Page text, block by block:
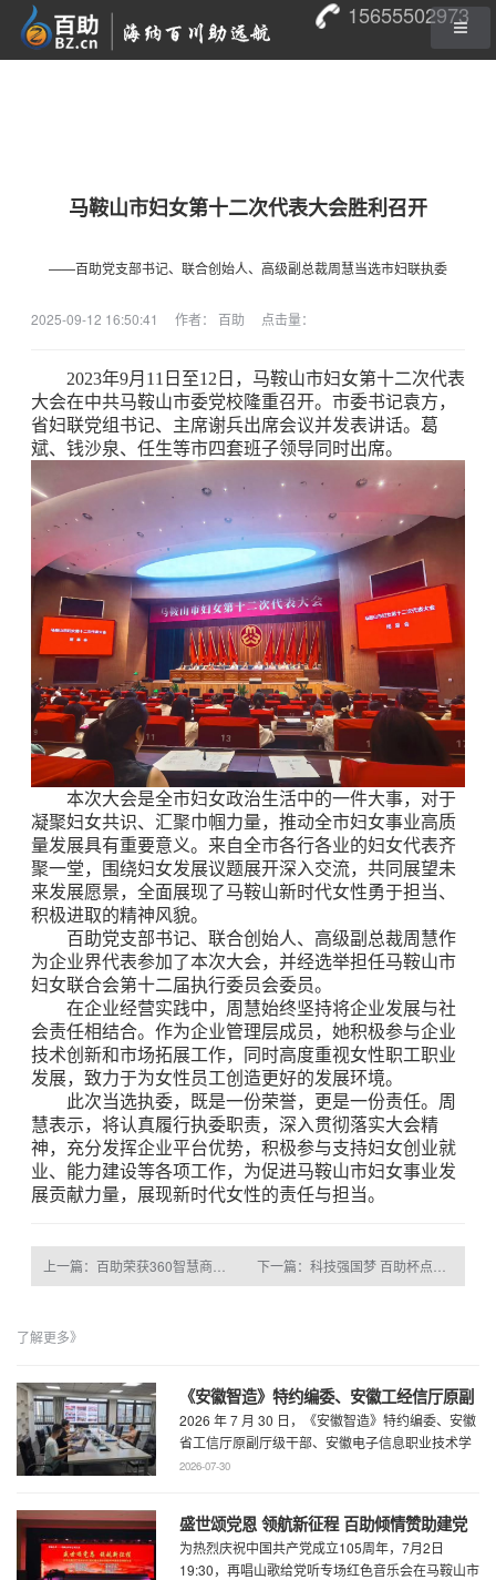
15655502973
马鞍山市妇女第十二次代表大会胜利召开
——百助党支部书记、联合创始人、高级副总裁周慧当选市妇联执委
2025-09-12 16:50:41 作者： 百助 点击量：
2023年9月11日至12日，马鞍山市妇女第十二次代表
大会在中共马鞍山市委党校隆重召开。市委书记袁方，
省妇联党组书记、主席谢兵出席会议并发表讲话。葛
斌、钱沙泉、任生等市四套班子领导同时出席。
本次大会是全市妇女政治生活中的一件大事，对于
凝聚妇女共识、汇聚巾帼力量，推动全市妇女事业高质
量发展具有重要意义。来自全市各行各业的妇女代表齐
聚一堂，围绕妇女发展议题展开深入交流，共同展望未
来发展愿景，全面展现了马鞍山新时代女性勇于担当、
积极进取的精神风貌。
百助党支部书记、联合创始人、高级副总裁周慧作
为企业界代表参加了本次大会，并经选举担任马鞍山市
妇女联合会第十二届执行委员会委员。
在企业经营实践中，周慧始终坚持将企业发展与社
会责任相结合。作为企业管理层成员，她积极参与企业
技术创新和市场拓展工作，同时高度重视女性职工职业
发展，致力于为女性员工创造更好的发展环境。
此次当选执委，既是一份荣誉，更是一份责任。周
慧表示，将认真履行执委职责，深入贯彻落实大会精
神，充分发挥企业平台优势，积极参与支持妇女创业就
业、能力建设等各项工作，为促进马鞍山市妇女事业发
展贡献力量，展现新时代女性的责任与担当。
了解更多》
《安徽智造》特约编委、安徽工经信厅原副
厅级干部、安徽电子信息职业技术学院原党
委书记石象斌莅临百助考察交流
2026 年 7 月 30 日，《安徽智造》特约编委、安徽
省工信厅原副厅级干部、安徽电子信息职业技术学
院原党委书记石象斌莅临百助考 ...
2026-07-30
盛世颂党恩 领航新征程 百助倾情赞助建党
105周年文艺展演
为热烈庆祝中国共产党成立105周年，7月2日
19:30，再唱山歌给党听专场红色音乐会在马鞍山市